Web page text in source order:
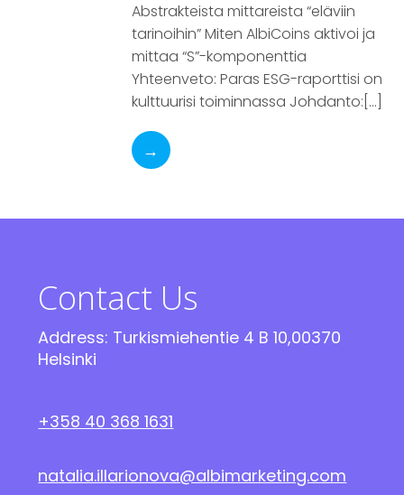
Abstrakteista mittareista “eläviin
tarinoihin” Miten AlbiCoins aktivoi ja
mittaa “S”-komponenttia
Yhteenveto: Paras ESG-raporttisi on
kulttuurisi toiminnassa Johdanto:[…]
→
Contact Us
Address: Turkismiehentie 4 B 10,00370
Helsinki
+358 40 368 1631
natalia.illarionova@albimarketing.com